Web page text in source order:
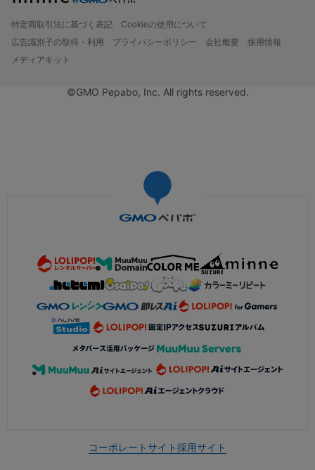
特定商取引法に基づく表記
Cookieの使用について
広告識別子の取得・利用
プライバシーポリシー 会社概要
採用情報
メディアキット
©GMO Pepabo, Inc. All rights reserved.
コーポレートサイト採用サイト